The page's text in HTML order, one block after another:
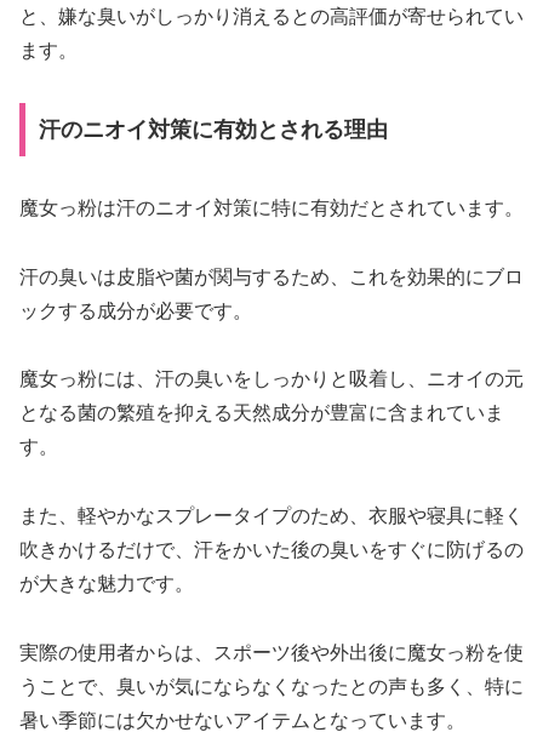
と、嫌な臭いがしっかり消えるとの高評価が寄せられてい
ます。
汗のニオイ対策に有効とされる理由
魔女っ粉は汗のニオイ対策に特に有効だとされています。
汗の臭いは皮脂や菌が関与するため、これを効果的にブロ
ックする成分が必要です。
魔女っ粉には、汗の臭いをしっかりと吸着し、ニオイの元
となる菌の繁殖を抑える天然成分が豊富に含まれていま
す。
また、軽やかなスプレータイプのため、衣服や寝具に軽く
吹きかけるだけで、汗をかいた後の臭いをすぐに防げるの
が大きな魅力です。
実際の使用者からは、スポーツ後や外出後に魔女っ粉を使
うことで、臭いが気にならなくなったとの声も多く、特に
暑い季節には欠かせないアイテムとなっています。